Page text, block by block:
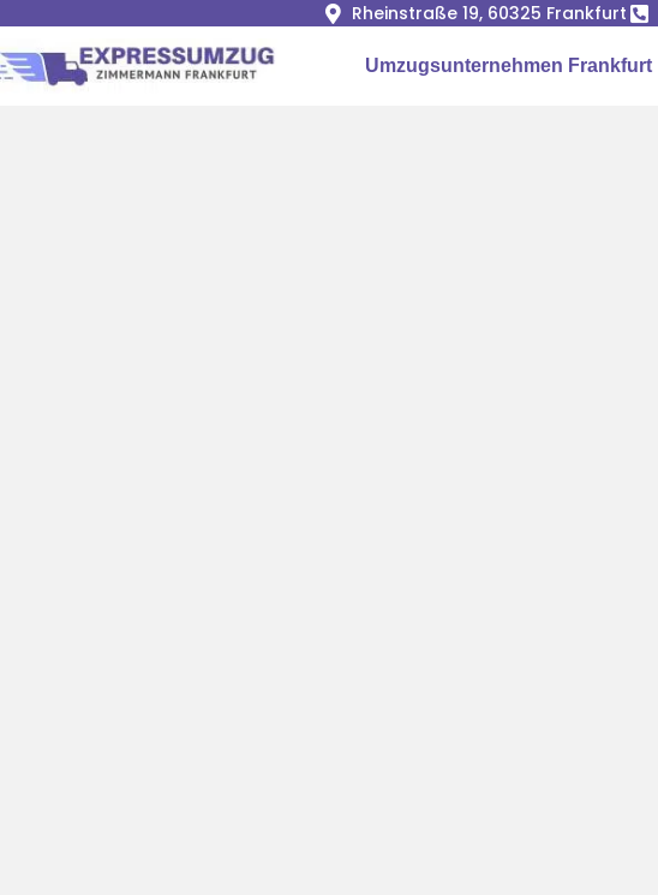
Rheinstraße 19, 60325 Frankfurt
Umzugsunternehmen Frankfurt